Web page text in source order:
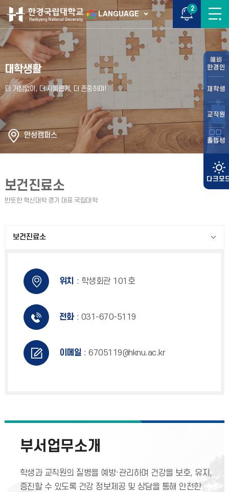
LANGUAGE
2
예비
한경인
재학생
교직원
졸업생
대학생활
안성캠퍼스
보건진료소
보건진료소
위치 : 학생회관 101호
전화 : 031-670-5119
이메일 : 6705119@hknu.ac.kr
부서업무소개
학생과 교직원의 질병을 예방·관리하며 건강을 보호, 유지,
증진할 수 있도록 건강 정보제공 및 상담을 통해 안전한